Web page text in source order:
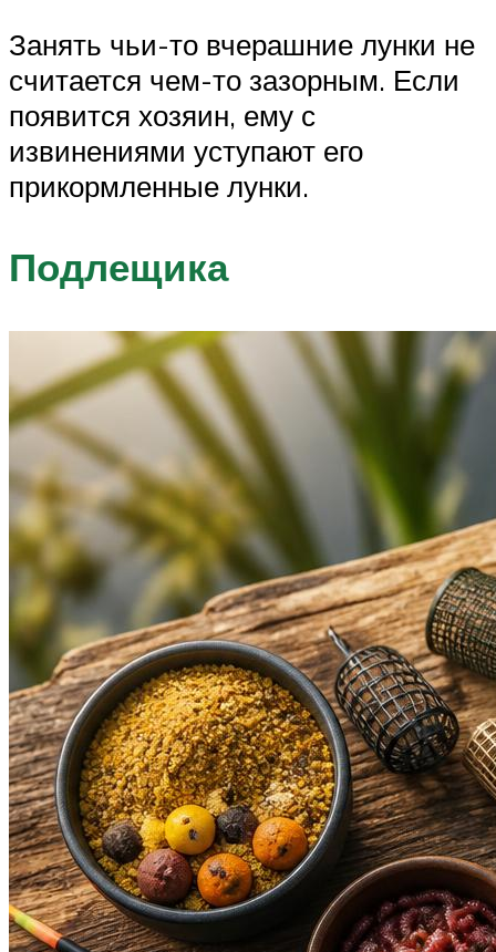
Занять чьи-то вчерашние лунки не
считается чем-то зазорным. Если
появится хозяин, ему с
извинениями уступают его
прикормленные лунки.
Подлещика